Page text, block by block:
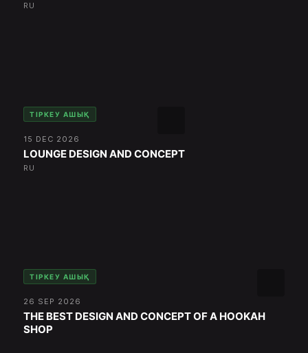
RU
ТІРКЕУ АШЫҚ
15 DEC 2026
LOUNGE DESIGN AND CONCEPT
RU
ТІРКЕУ АШЫҚ
26 SEP 2026
THE BEST DESIGN AND CONCEPT OF A HOOKAH
SHOP